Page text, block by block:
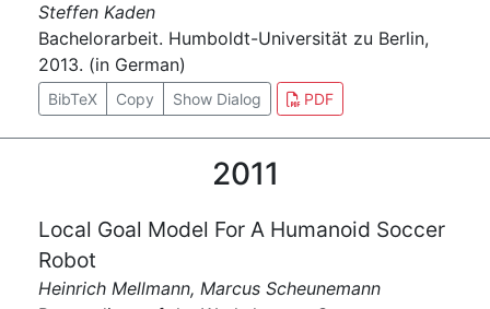
Steffen Kaden
Bachelorarbeit. Humboldt-Universität zu Berlin,
2013. (in German)
BibTeX Copy Show Dialog PDF
2011
Local Goal Model For A Humanoid Soccer
Robot
Heinrich Mellmann, Marcus Scheunemann